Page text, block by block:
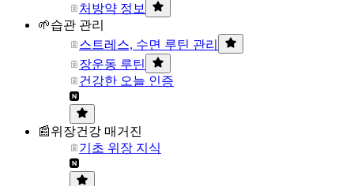
처방약 정보
🌱습관 관리
스트레스, 수면 루틴 관리
장운동 루틴
건강한 오늘 인증
📰위장건강 매거진
기초 위장 지식